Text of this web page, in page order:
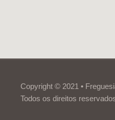
Copyright © 2021 •
Todos os direitos